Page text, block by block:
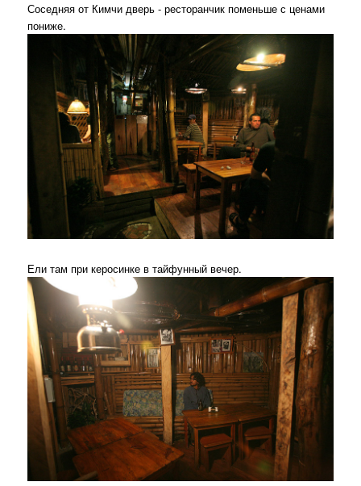
Соседняя от Кимчи дверь - ресторанчик поменьше с ценами
пониже.
Ели там при керосинке в тайфунный вечер.